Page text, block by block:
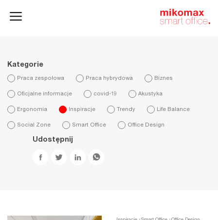
Kategorie
Praca zespołowa Praca hybrydowa Biznes
Oficjalne informacje covid-19 Akustyka
Ergonomia Inspiracje Trendy Life Balance
Social Zone Smart Office Office Design
Udostępnij